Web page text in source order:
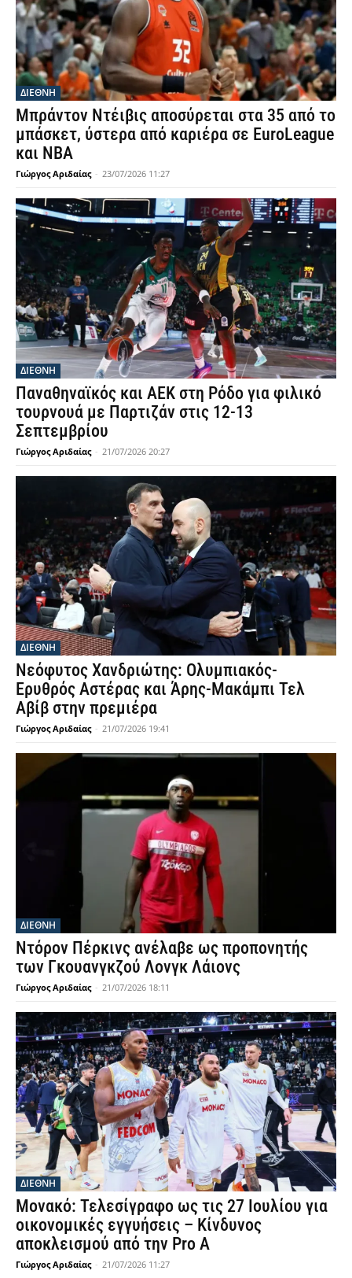
ΔΙΕΘΝΗ
Μπράντον Ντέιβις αποσύρεται στα 35 από το
μπάσκετ, ύστερα από καριέρα σε EuroLeague
και NBA
Γιώργος Αριδαίας - 23/07/2026 11:27
ΔΙΕΘΝΗ
Παναθηναϊκός και ΑΕΚ στη Ρόδο για φιλικό
τουρνουά με Παρτιζάν στις 12-13
Σεπτεμβρίου
Γιώργος Αριδαίας - 21/07/2026 20:27
ΔΙΕΘΝΗ
Νεόφυτος Χανδριώτης: Ολυμπιακός-
Ερυθρός Αστέρας και Άρης-Μακάμπι Τελ
Αβίβ στην πρεμιέρα
Γιώργος Αριδαίας - 21/07/2026 19:41
ΔΙΕΘΝΗ
Ντόρον Πέρκινς ανέλαβε ως προπονητής
των Γκουανγκζού Λονγκ Λάιονς
Γιώργος Αριδαίας - 21/07/2026 18:11
ΔΙΕΘΝΗ
Μονακό: Τελεσίγραφο ως τις 27 Ιουλίου για
οικονομικές εγγυήσεις – Κίνδυνος
αποκλεισμού από την Pro A
Γιώργος Αριδαίας - 21/07/2026 11:27